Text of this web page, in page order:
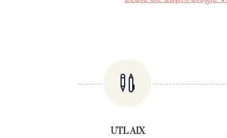

UTL AIX